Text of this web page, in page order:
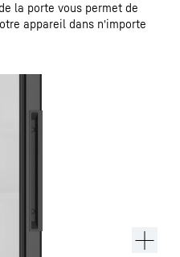
la porte vous permet de
appareil dans n'importe